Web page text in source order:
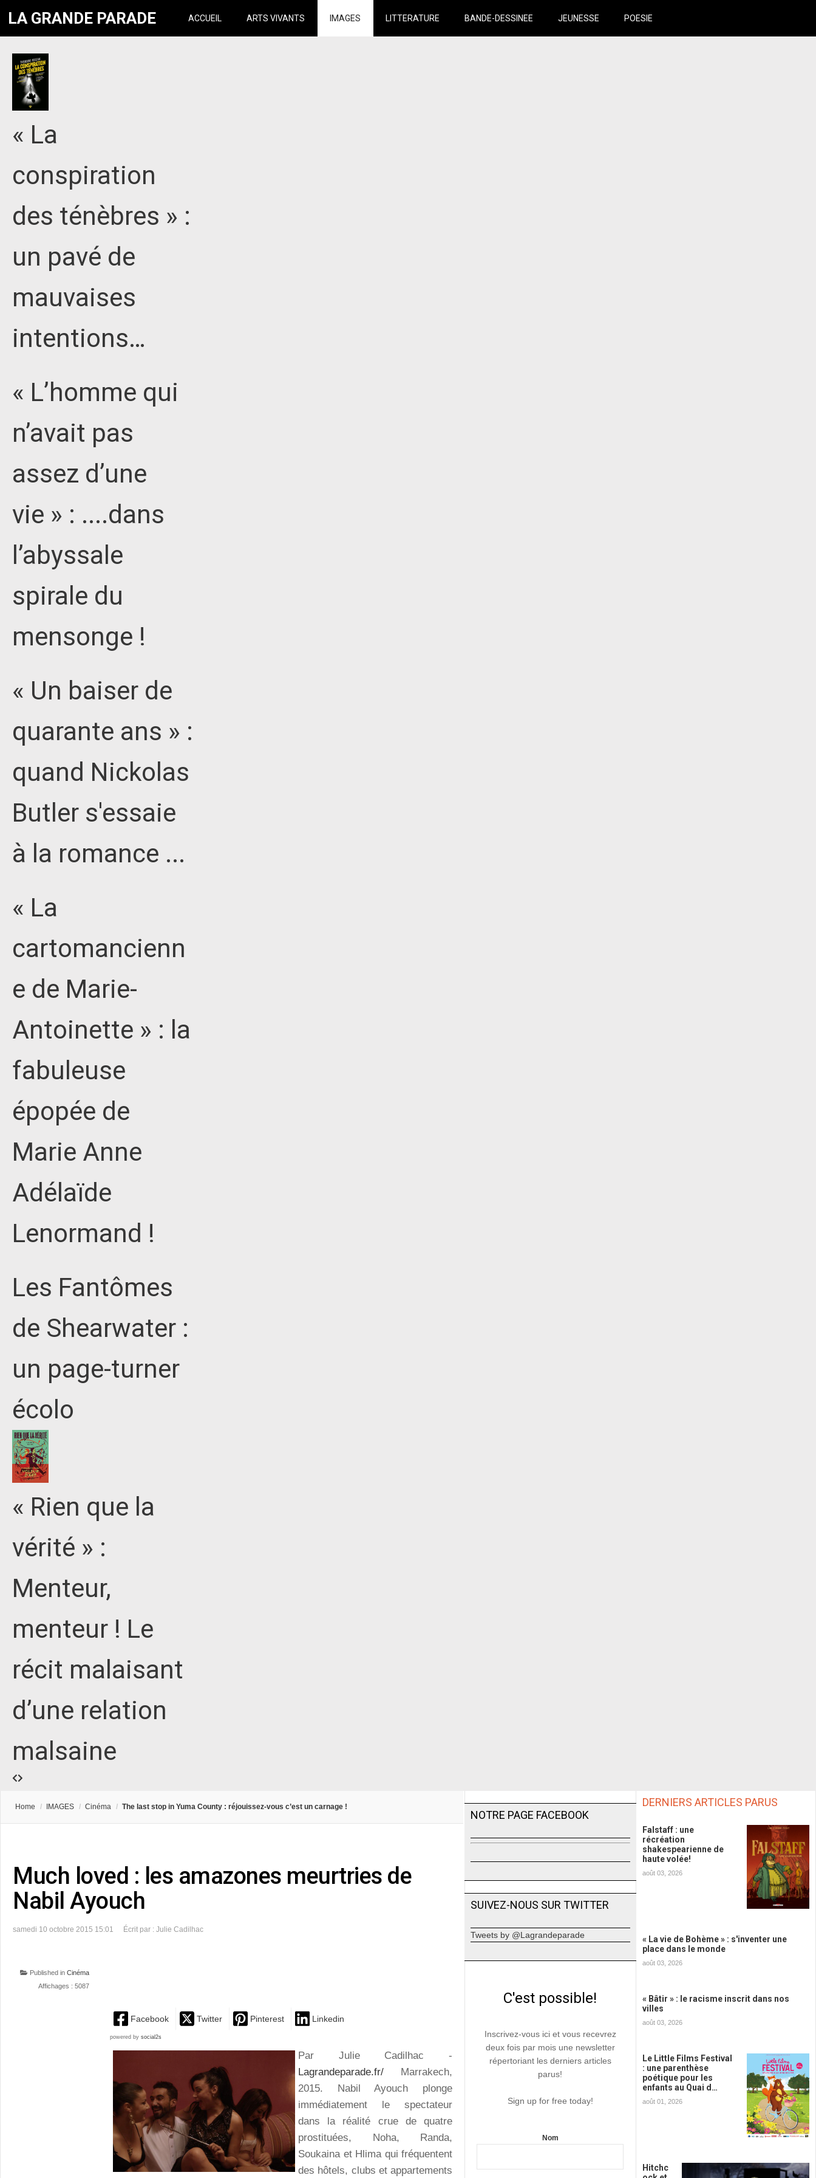
LA GRANDE PARADE ACCUEIL ARTS VIVANTS IMAGES LITTERATURE BANDE-DESSINEE JEUNESSE POESIE
« La
conspiration
des ténèbres » :
un pavé de
mauvaises
intentions…
« L’homme qui
n’avait pas
assez d’une
vie » : ....dans
l’abyssale
spirale du
mensonge !
« Un baiser de
quarante ans » :
quand Nickolas
Butler s'essaie
à la romance ...
« La
cartomancienn
e de Marie-
Antoinette » : la
fabuleuse
épopée de
Marie Anne
Adélaïde
Lenormand !
Les Fantômes
de Shearwater :
un page-turner
écolo
« Rien que la
vérité » :
Menteur,
menteur ! Le
récit malaisant
d’une relation
malsaine
Home / IMAGES / Cinéma / The last stop in Yuma County : réjouissez-vous c’est un carnage !
Much loved : les amazones meurtries de
Nabil Ayouch
samedi 10 octobre 2015 15:01 Écrit par : Julie Cadilhac
Published in Cinéma
Affichages : 5087
Facebook Twitter Pinterest Linkedin
powered by social2s
Par Julie Cadilhac -
Lagrandeparade.fr/ Marrakech,
2015. Nabil Ayouch plonge
immédiatement le spectateur
dans la réalité crue de quatre
prostituées, Noha, Randa,
Soukaina et Hlima qui fréquentent
des hôtels, clubs et appartements
NOTRE PAGE FACEBOOK
SUIVEZ-NOUS SUR TWITTER
Tweets by @Lagrandeparade
C'est possible!
Inscrivez-vous ici et vous recevrez
deux fois par mois une newsletter
répertoriant les derniers articles
parus!
Sign up for free today!
Nom
DERNIERS ARTICLES PARUS
Falstaff : une
récréation
shakespearienne de
haute volée!
août 03, 2026
« La vie de Bohème » : s'inventer une
place dans le monde
août 03, 2026
« Bâtir » : le racisme inscrit dans nos
villes
août 03, 2026
Le Little Films Festival
: une parenthèse
poétique pour les
enfants au Quai d…
août 01, 2026
Hitchc